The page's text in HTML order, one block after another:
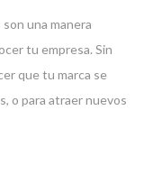
son una manera
tu empresa. Sin
que tu marca se
o para atraer nuevos